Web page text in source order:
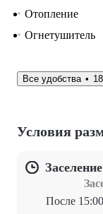
Отопление
Огнетушитель
Все удобства 18
Условия
После 15:00